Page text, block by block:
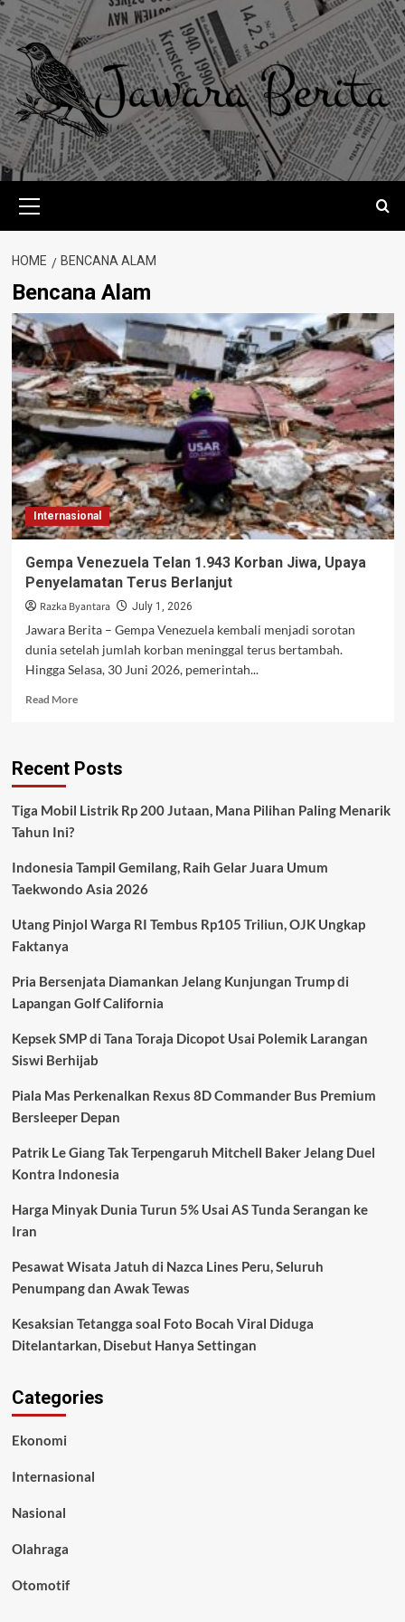
Skip
to
content
Menu
HOME BENCANA ALAM
Bencana Alam
Internasional
Gempa Venezuela Telan 1.943 Korban Jiwa, Upaya
Penyelamatan Terus Berlanjut
Razka Byantara July 1, 2026
Jawara Berita – Gempa Venezuela kembali menjadi sorotan
dunia setelah jumlah korban meninggal terus bertambah.
Hingga Selasa, 30 Juni 2026, pemerintah...
Read MoreRead
Venezuela
Korban
Penyelamatan
Terus
Recent Posts
Tiga Mobil Listrik Rp 200 Jutaan, Mana Pilihan Paling Menarik
Tahun Ini?
Indonesia Tampil Gemilang, Raih Gelar Juara Umum
Taekwondo Asia 2026
Utang Pinjol Warga RI Tembus Rp105 Triliun, OJK Ungkap
Faktanya
Pria Bersenjata Diamankan Jelang Kunjungan Trump di
Lapangan Golf California
Kepsek SMP di Tana Toraja Dicopot Usai Polemik Larangan
Siswi Berhijab
Piala Mas Perkenalkan Rexus 8D Commander Bus Premium
Bersleeper Depan
Patrik Le Giang Tak Terpengaruh Mitchell Baker Jelang Duel
Kontra Indonesia
Harga Minyak Dunia Turun 5% Usai AS Tunda Serangan ke
Iran
Pesawat Wisata Jatuh di Nazca Lines Peru, Seluruh
Penumpang dan Awak Tewas
Kesaksian Tetangga soal Foto Bocah Viral Diduga
Ditelantarkan, Disebut Hanya Settingan
Categories
Ekonomi
Internasional
Nasional
Olahraga
Otomotif